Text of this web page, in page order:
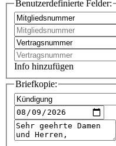
Benutzerdefinierte Felder:
Info hinzufügen
Briefkopie: